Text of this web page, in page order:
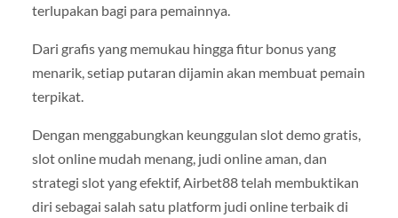
terlupakan bagi para pemainnya.
Dari grafis yang memukau hingga fitur bonus yang
menarik, setiap putaran dijamin akan membuat pemain
terpikat.
Dengan menggabungkan keunggulan slot demo gratis,
slot online mudah menang, judi online aman, dan
strategi slot yang efektif, Airbet88 telah membuktikan
diri sebagai salah satu platform judi online terbaik di